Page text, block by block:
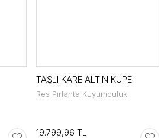
TAŞLI KARE ALTIN KÜPE
Res Pırlanta Kuyumculuk
19.799,96 TL